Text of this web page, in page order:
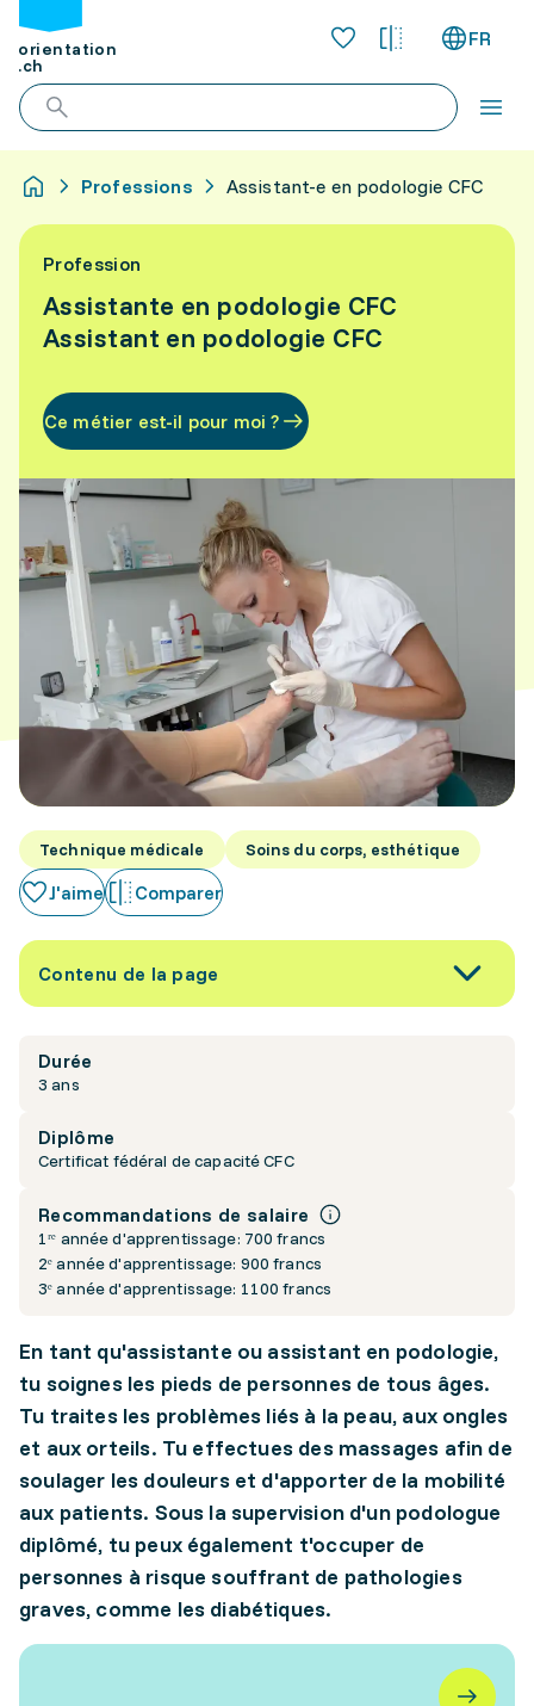
orientation
.ch
FR
Professions Assistant-e en podologie CFC
Profession
Assistante en podologie CFC
Assistant en podologie CFC
Ce métier est-il pour moi ?
Technique médicale Soins du corps, esthétique
J'aime Comparer
Contenu de la page
Durée
3 ans
Diplôme
Certificat fédéral de capacité CFC
Recommandations de salaire
1ʳᵉ année d'apprentissage: 700 francs
2ᵉ année d'apprentissage: 900 francs
3ᵉ année d'apprentissage: 1100 francs
En tant qu'assistante ou assistant en podologie,
tu soignes les pieds de personnes de tous âges.
Tu traites les problèmes liés à la peau, aux ongles
et aux orteils. Tu effectues des massages afin de
soulager les douleurs et d'apporter de la mobilité
aux patients. Sous la supervision d'un podologue
diplômé, tu peux également t'occuper de
personnes à risque souffrant de pathologies
graves, comme les diabétiques.